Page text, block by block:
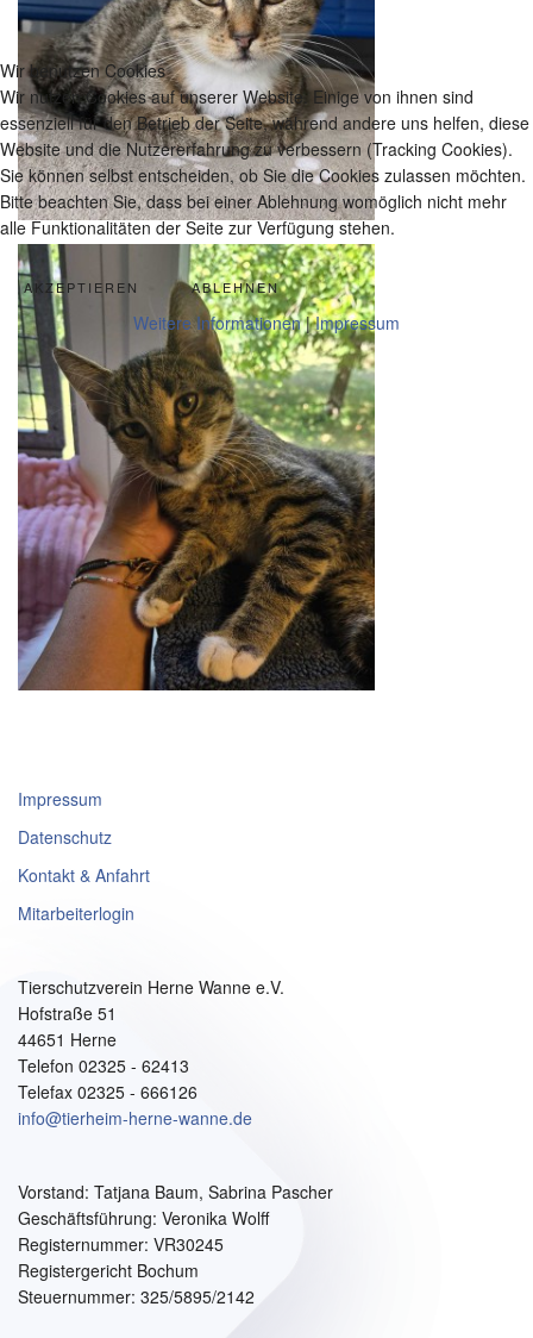
Impressum
Datenschutz
Kontakt & Anfahrt
Mitarbeiterlogin
Tierschutzverein Herne Wanne e.V.
Hofstraße 51
44651 Herne
Telefon 02325 - 62413
Telefax 02325 - 666126
info@tierheim-herne-wanne.de
Vorstand: Tatjana Baum, Sabrina Pascher
Geschäftsführung: Veronika Wolff
Registernummer: VR30245
Registergericht Bochum
Steuernummer: 325/5895/2142
Wir benutzen Cookies
Wir nutzen Cookies auf unserer Website. Einige von ihnen sind
essenziell für den Betrieb der Seite, während andere uns helfen, diese
Website und die Nutzererfahrung zu verbessern (Tracking Cookies).
Sie können selbst entscheiden, ob Sie die Cookies zulassen möchten.
Bitte beachten Sie, dass bei einer Ablehnung womöglich nicht mehr
alle Funktionalitäten der Seite zur Verfügung stehen.
AKZEPTIEREN ABLEHNEN
Weitere Informationen|Impressum